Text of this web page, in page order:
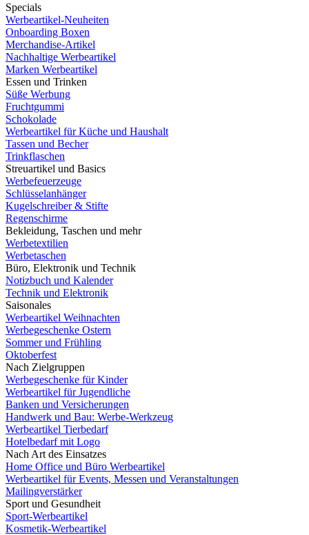
Specials
Werbeartikel-Neuheiten
Onboarding Boxen
Merchandise-Artikel
Nachhaltige Werbeartikel
Marken Werbeartikel
Essen und Trinken
Süße Werbung
Fruchtgummi
Schokolade
Werbeartikel für Küche und Haushalt
Tassen und Becher
Trinkflaschen
Streuartikel und Basics
Werbefeuerzeuge
Schlüsselanhänger
Kugelschreiber & Stifte
Regenschirme
Bekleidung, Taschen und mehr
Werbetextilien
Werbetaschen
Büro, Elektronik und Technik
Notizbuch und Kalender
Technik und Elektronik
Saisonales
Werbeartikel Weihnachten
Werbegeschenke Ostern
Sommer und Frühling
Oktoberfest
Nach Zielgruppen
Werbegeschenke für Kinder
Werbeartikel für Jugendliche
Banken und Versicherungen
Handwerk und Bau: Werbe-Werkzeug
Werbeartikel Tierbedarf
Hotelbedarf mit Logo
Nach Art des Einsatzes
Home Office und Büro Werbeartikel
Werbeartikel für Events, Messen und Veranstaltungen
Mailingverstärker
Sport und Gesundheit
Sport-Werbeartikel
Kosmetik-Werbeartikel